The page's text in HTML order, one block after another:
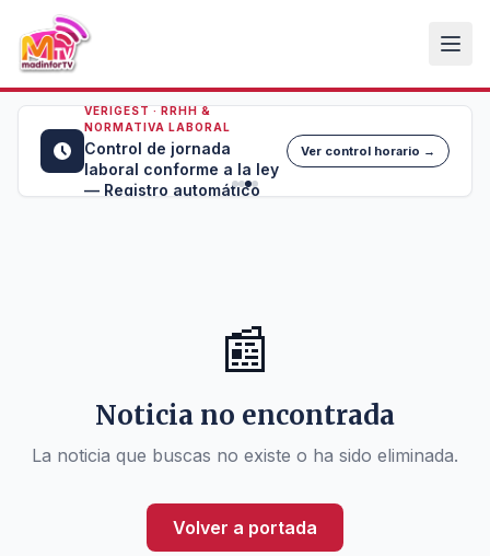
VERIGEST · RRHH &
NORMATIVA LABORAL
Control de jornada
laboral conforme a la ley
— Registro automático
Ver control horario →
📰
Noticia no encontrada
La noticia que buscas no existe o ha sido eliminada.
Volver a portada